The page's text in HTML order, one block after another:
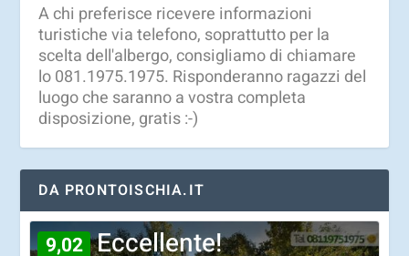
A chi preferisce ricevere informazioni
turistiche via telefono, soprattutto per la
scelta dell'albergo, consigliamo di chiamare
lo 081.1975.1975. Risponderanno ragazzi del
luogo che saranno a vostra completa
disposizione, gratis :-)
DA PRONTOISCHIA.IT
9,02 Eccellente!